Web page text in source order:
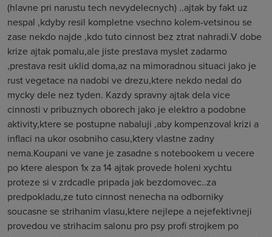
(hlavne pri narustu tech nevydelecnych) ..ajtak by fakt uz
nespal ,kdyby resil kompletne vsechno kolem-vetsinou se
zase nekdo najde ,kdo tuto cinnost bez ztrat nahradi.V dobe
krize ajtak pomalu,ale jiste prestava myslet zadarmo
,prestava resit uklid doma,az na mimoradnou situaci jako je
rust vegetace na nadobi ve drezu,ktere nekdo nedal do
mycky dele nez tyden. Kazdy spravny ajtak dela vice
cinnosti v pribuznych oborech jako je elektro a podobne
aktivity,ktere se postupne nabaluji ,aby kompenzoval krizi a
inflaci na ukor osobniho casu,ktery vlastne zadny
nema.Koupani ve vane je zasadne s notebookem u vecere
po ktere alespon 1x za 14 ajtak provede holeni xychtu
proteze si v zrdcadle pripada jak bezdomovec..za
predpokladu,ze tuto cinnost nenecha na odborniky
soucasne se strihanim vlasu,ktere nejlepe a nejefektivneji
provedou ve strihacim salonu pro psy profi strojkem po